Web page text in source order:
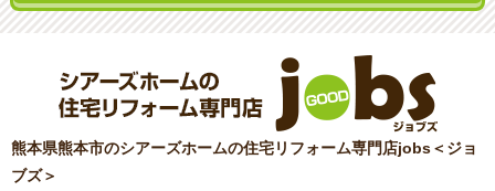
熊本県熊本市のシアーズホームの住宅リフォーム専門店jobs＜ジョ
ブズ＞